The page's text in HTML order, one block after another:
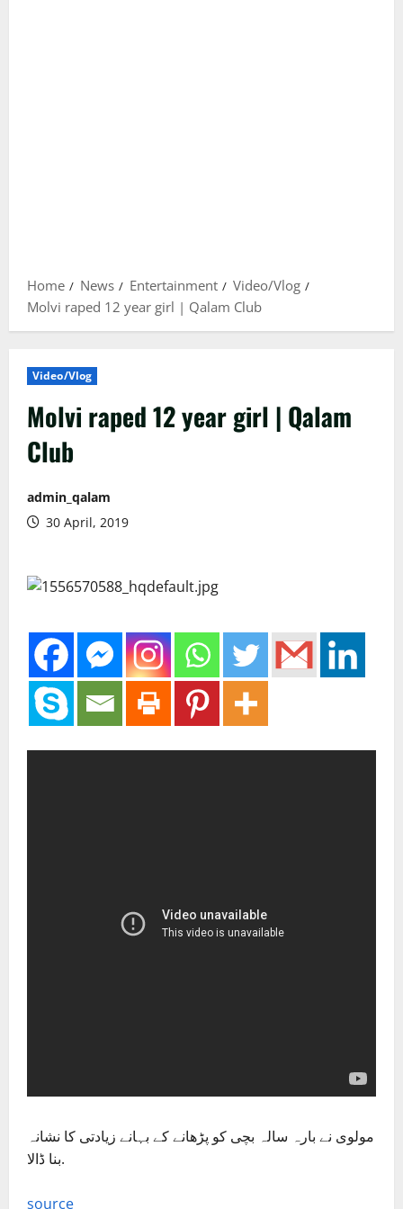
Home News Entertainment
Video/Vlog
Molvi raped 12 year girl | Qalam Club
Video/Vlog
Molvi raped 12 year girl | Qalam
Club
admin_qalam
30 April, 2019
مولوی نے بارہ سالہ بچی کو پڑھانے کے بہانے زیادتی کا نشانہ
بنا ڈالا.
source